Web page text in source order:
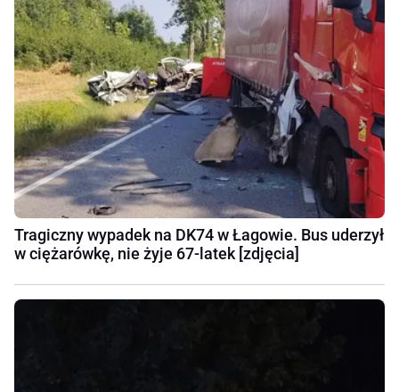
Tragiczny wypadek na DK74 w Łagowie. Bus uderzył
w ciężarówkę, nie żyje 67-latek [zdjęcia]